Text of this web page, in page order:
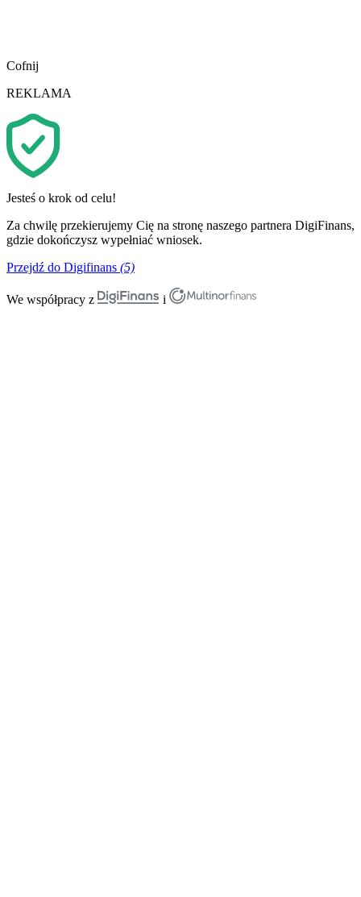
Cofnij
REKLAMA
Jesteś o krok od celu!
Za chwilę przekierujemy Cię na stronę naszego partnera DigiFinans,
gdzie dokończysz wypełniać wniosek.
Przejdź do Digifinans (5)
We współpracy z i